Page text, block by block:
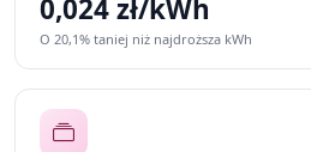
0,024 zł/kWh
O 20,1% taniej niż najdroższa kWh